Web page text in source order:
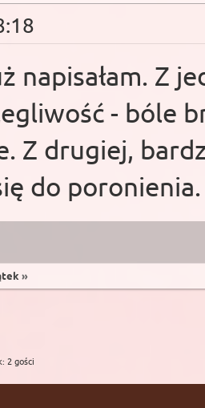
napisałam. Z
- bóle
Z drugiej,
do
»
2 gości